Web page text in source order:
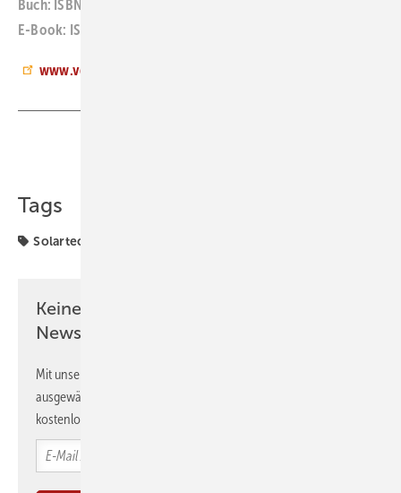
Buch: ISBN 978-3-8007-6477-8
E-Book: ISBN 978-3-8007-6478-5
www.vde-verlag.de
Tags
Solartechnik
Keine Zeit? Kein Problem mit dem GEB
Newsletter!
Mit unserem Newsletter erhalten Sie regelmäßig von uns
ausgewählte Informationen und Neuigkeiten, gebündelt und
kostenlos direkt ins Postfach.